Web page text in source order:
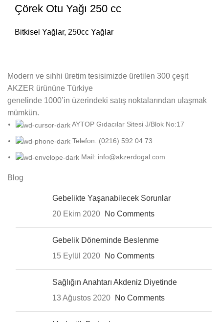
Çörek Otu Yağı 250 cc
Bitkisel Yağlar, 250cc Yağlar
Modern ve sıhhi üretim tesisimizde üretilen 300 çeşit
AKZER ürününe Türkiye
genelinde 1000’in üzerindeki satış noktalarından ulaşmak
mümkün.
AYTOP Gıdacılar Sitesi J/Blok No:17
Telefon: (0216) 592 04 73
Mail: info@akzerdogal.com
Blog
Gebelikte Yaşanabilecek Sorunlar
20 Ekim 2020
No Comments
Gebelik Döneminde Beslenme
15 Eylül 2020
No Comments
Sağlığın Anahtarı Akdeniz Diyetinde
13 Ağustos 2020
No Comments